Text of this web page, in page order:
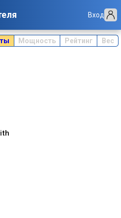
Вход
Мощность Рейтинг Вес